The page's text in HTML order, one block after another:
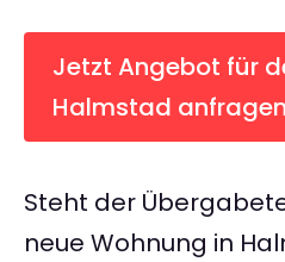
Jetzt Angebot für
Halmstad anfragen
Steht der
neue Wohnung in